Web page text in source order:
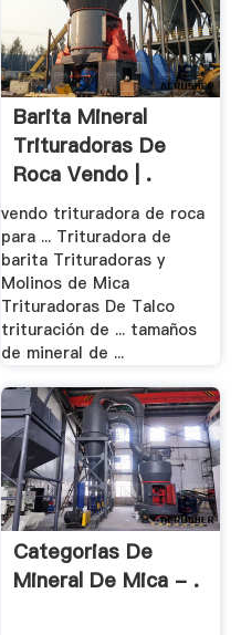
Barita Mineral
Trituradoras De
Roca Vendo | .
vendo trituradora de roca
para ... Trituradora de
barita Trituradoras y
Molinos de Mica
Trituradoras De Talco
trituración de ... tamaños
de mineral de ...
Categorias De
Mineral De Mica - .